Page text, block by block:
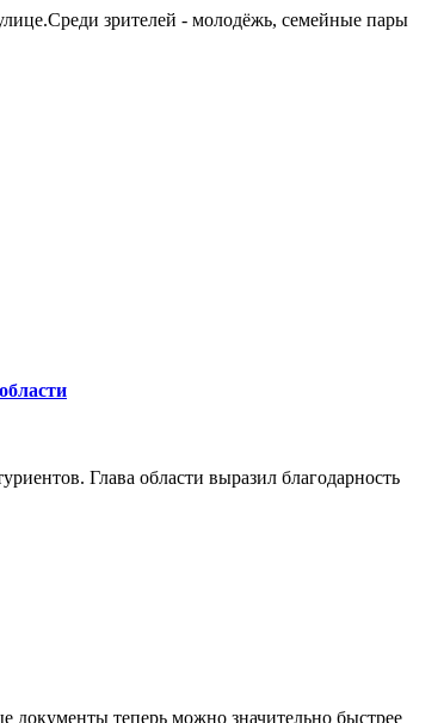
зрителей - молодёжь, семейные пары
Глава области выразил благодарность
документы теперь можно значительно быстрее